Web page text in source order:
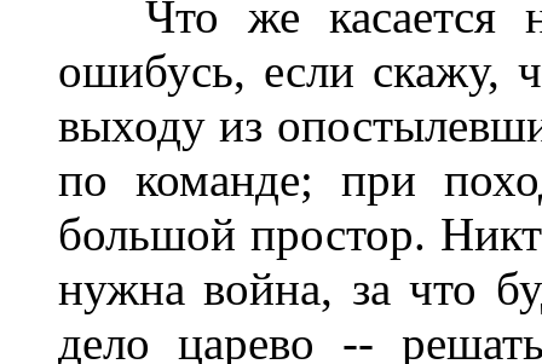
Что же касается
ошибусь, если скажу,
выходу из
по команде; при
большой простор.
нужна война, за что
дело царево --